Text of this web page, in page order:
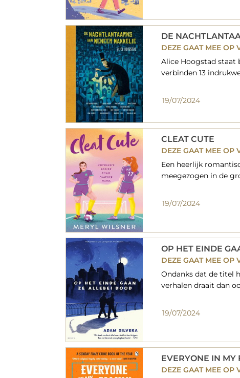
DE
DEZE GAAT MEE OP
Alice Hoogstad staat
verbinden 13
19/07/2024
CLEAT CUTE
DEZE GAAT MEE OP
Een heerlijk
meegezogen in de
19/07/2024
OP HET EINDE
DEZE GAAT MEE OP
Ondanks dat de titel
verhalen draait dan
19/07/2024
EVERYONE IN MY
DEZE GAAT MEE OP